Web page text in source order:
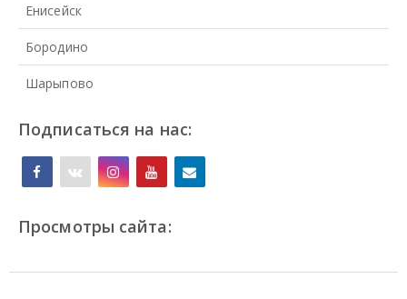
Енисейск
Бородино
Шарыпово
Подписаться на нас:
Просмотры сайта: